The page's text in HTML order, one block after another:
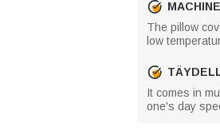
The pillow
low
It comes in
one's day